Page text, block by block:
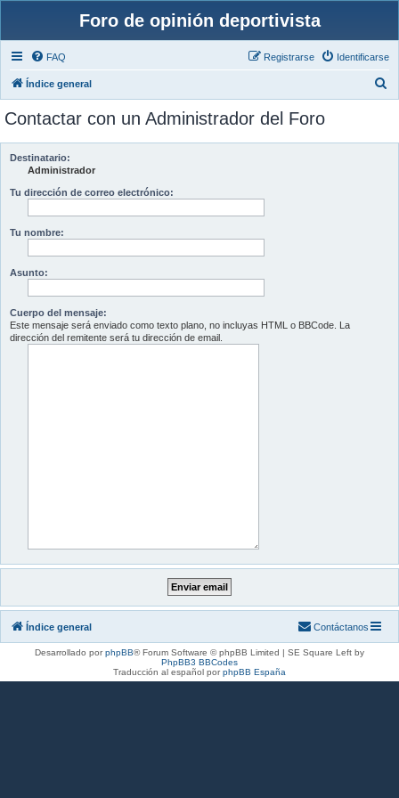
Foro de opinión deportivista
FAQ Identificarse
Registrarse
Índice general
c
Contactar con un Administrador del Foro
Destinatario:
Administrador
Tu dirección de correo electrónico:
Tu nombre:
Asunto:
Cuerpo del mensaje:
Este mensaje será enviado como texto plano, no incluyas HTML o BBCode. La
dirección del remitente será tu dirección de email.
Índice general Contáctanos
Desarrollado porphpBB® Forum Software © phpBB Limited | SE Square Left by
PhpBB3 BBCodes
Traducción al español porphpBB España